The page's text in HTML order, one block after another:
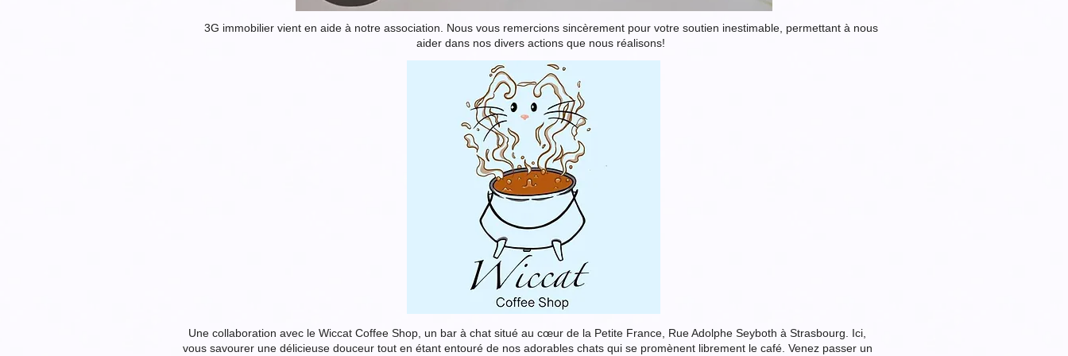
3G immobilier vient en aide à notre association. Nous vous remercions sincèrement pour votre soutien inestimable, permettant à nous
aider dans nos divers actions que nous réalisons!
Une collaboration avec le Wiccat Coffee Shop, un bar à chat situé au cœur de la Petite France, Rue Adolphe Seyboth à Strasbourg. Ici,
vous savourer une délicieuse douceur tout en étant entouré de nos adorables chats qui se promènent librement le café. Venez passer un